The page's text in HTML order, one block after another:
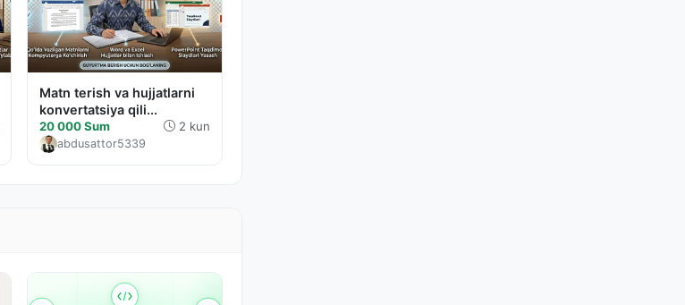
Matn terish va hujjatlarni
konvertatsiya qili...
20 000 Sum 2 kun
abdusattor5339